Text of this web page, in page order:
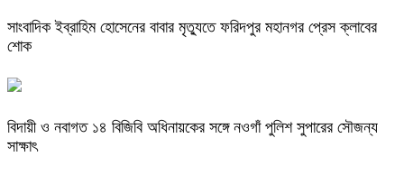
সাংবাদিক ইব্রাহিম হোসেনের বাবার মৃত্যুতে ফরিদপুর মহানগর প্রেস ক্লাবের
শোক
বিদায়ী ও নবাগত ১৪ বিজিবি অধিনায়কের সঙ্গে নওগাঁ পুলিশ সুপারের সৌজন্য
সাক্ষাৎ